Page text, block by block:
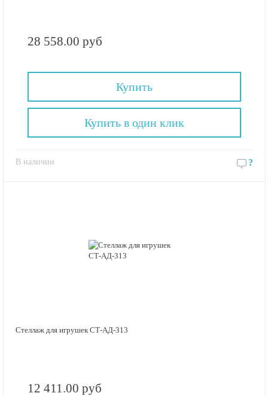
28 558.00 руб
Купить
В наличии ?
Купить в один клик
Стеллаж для игрушек СТ-АД-313
12 411.00 руб